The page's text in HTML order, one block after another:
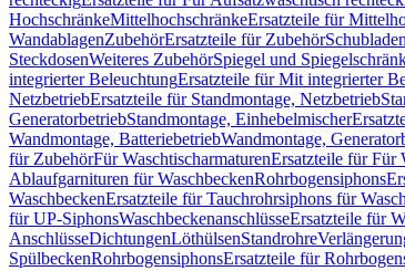
HochschränkeMittelhochschränkeErsatzteile für
WandablagenZubehörErsatzteile für Zubehör
SteckdosenWeiteres ZubehörSpiegel und
integrierter BeleuchtungErsatzteile für Mit integrierter
NetzbetriebErsatzteile für Standmontage, Netzbetrieb
GeneratorbetriebStandmontage, Einhebelmischer
Wandmontage, BatteriebetriebWandmontage,
für ZubehörFür WaschtischarmaturenErsatzteile für Für
Ablaufgarnituren für WaschbeckenRohrbogensiphons
WaschbeckenErsatzteile für Tauchrohrsiphons für
für UP-SiphonsWaschbeckenanschlüsseErsatzteile für
AnschlüsseDichtungenLöthülsenStandrohre
SpülbeckenRohrbogensiphonsErsatzteile für